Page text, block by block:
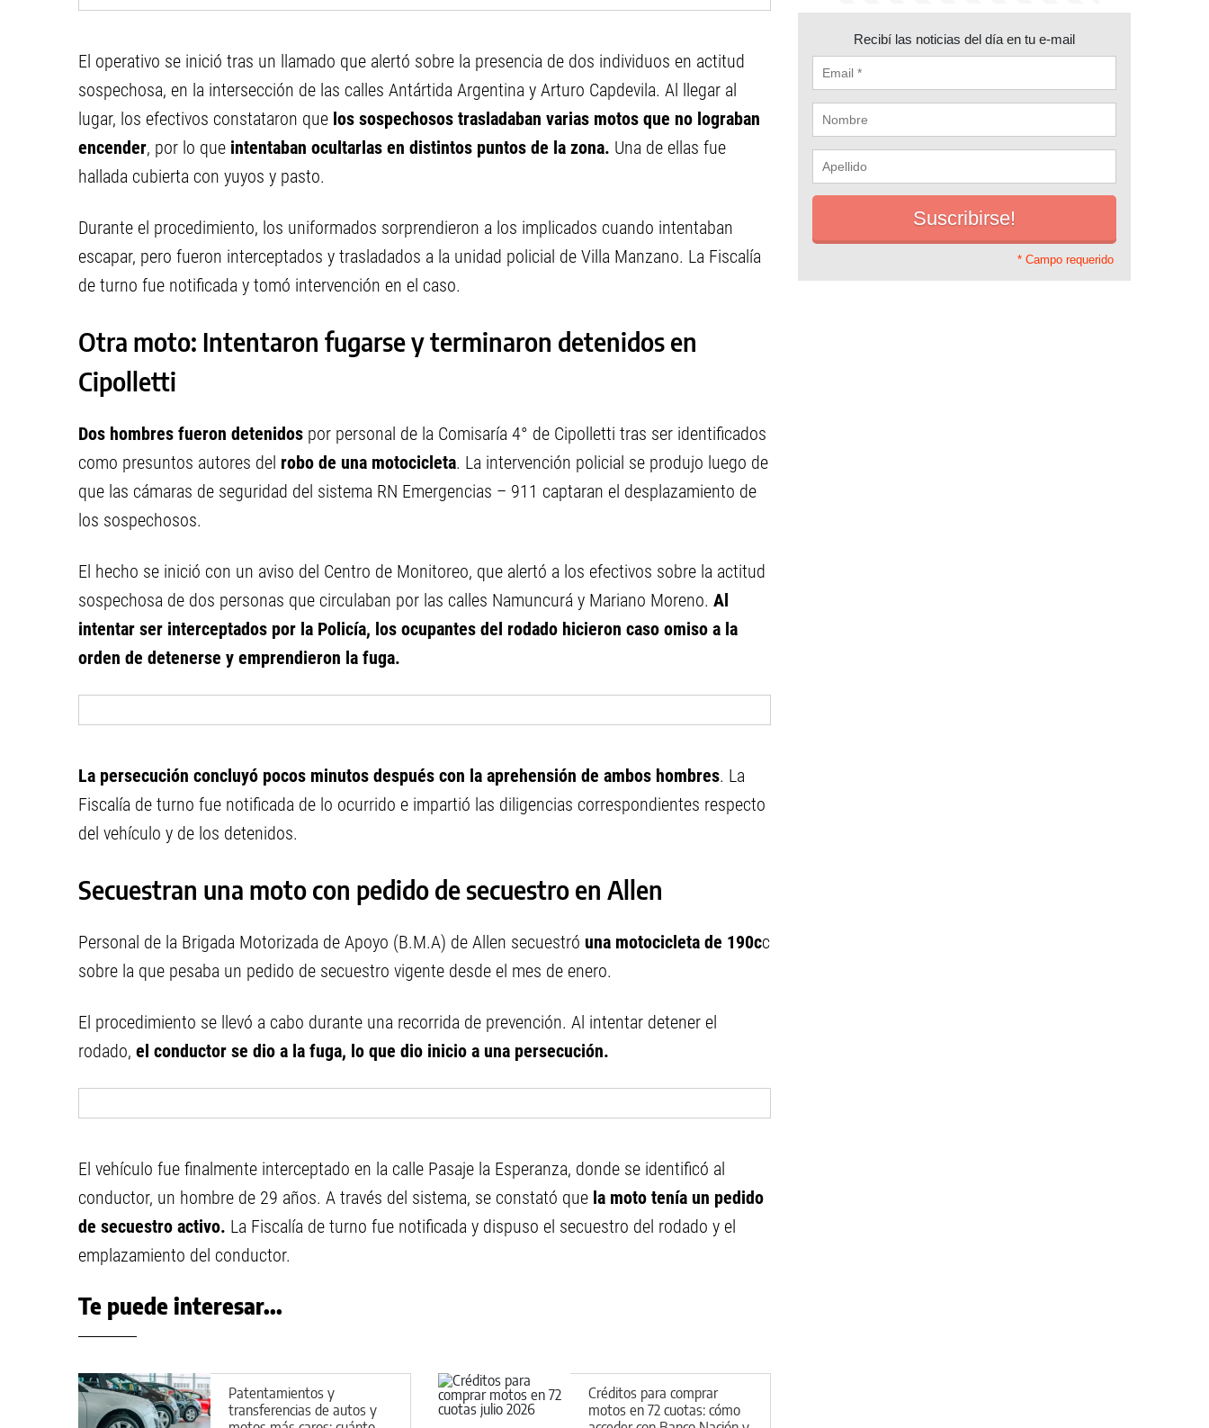
El operativo se inició tras un llamado que alertó sobre la presencia de dos individuos en actitud
sospechosa, en la intersección de las calles Antártida Argentina y Arturo Capdevila. Al llegar al
lugar, los efectivos constataron que los sospechosos trasladaban varias motos que no lograban
encender, por lo que intentaban ocultarlas en distintos puntos de la zona. Una de ellas fue
hallada cubierta con yuyos y pasto.
Durante el procedimiento, los uniformados sorprendieron a los implicados cuando intentaban
escapar, pero fueron interceptados y trasladados a la unidad policial de Villa Manzano. La Fiscalía
de turno fue notificada y tomó intervención en el caso.
Otra moto: Intentaron fugarse y terminaron detenidos en
Cipolletti
Dos hombres fueron detenidos por personal de la Comisaría 4° de Cipolletti tras ser identificados
como presuntos autores del robo de una motocicleta. La intervención policial se produjo luego de
que las cámaras de seguridad del sistema RN Emergencias – 911 captaran el desplazamiento de
los sospechosos.
El hecho se inició con un aviso del Centro de Monitoreo, que alertó a los efectivos sobre la actitud
sospechosa de dos personas que circulaban por las calles Namuncurá y Mariano Moreno. Al
intentar ser interceptados por la Policía, los ocupantes del rodado hicieron caso omiso a la
orden de detenerse y emprendieron la fuga.
La persecución concluyó pocos minutos después con la aprehensión de ambos hombres. La
Fiscalía de turno fue notificada de lo ocurrido e impartió las diligencias correspondientes respecto
del vehículo y de los detenidos.
Secuestran una moto con pedido de secuestro en Allen
Personal de la Brigada Motorizada de Apoyo (B.M.A) de Allen secuestró una motocicleta de 190cc
sobre la que pesaba un pedido de secuestro vigente desde el mes de enero.
El procedimiento se llevó a cabo durante una recorrida de prevención. Al intentar detener el
rodado, el conductor se dio a la fuga, lo que dio inicio a una persecución.
El vehículo fue finalmente interceptado en la calle Pasaje la Esperanza, donde se identificó al
conductor, un hombre de 29 años. A través del sistema, se constató que la moto tenía un pedido
de secuestro activo. La Fiscalía de turno fue notificada y dispuso el secuestro del rodado y el
emplazamiento del conductor.
Te puede interesar...
Patentamientos y
transferencias de autos y
Créditos para comprar
motos en 72 cuotas: cómo
Recibí las noticias del día en tu e-mail
* Campo requerido